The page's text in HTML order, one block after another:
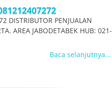
PENJUALAN
AREA JABODETABEK HUB: 021-
Baca selanjutnya...